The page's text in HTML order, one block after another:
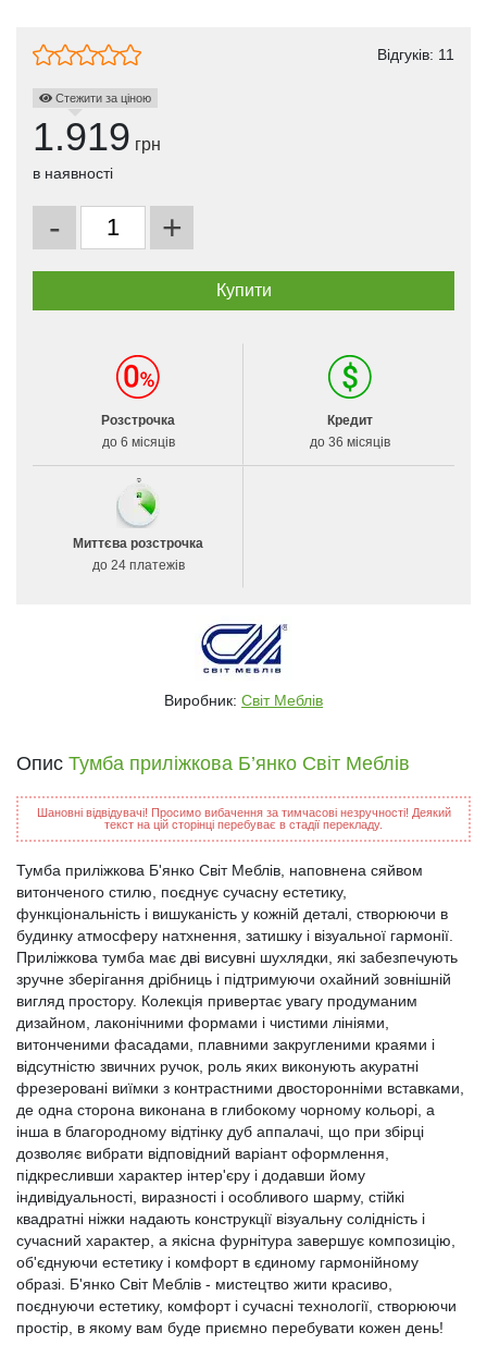
Відгуків: 11
Стежити за ціною
1.919 грн
в наявності
- +
Розстрочка
до 6 місяців
Кредит
до 36 місяців
Миттєва розстрочка
до 24 платежів
Виробник: Світ Меблів
Опис Тумба приліжкова Б’янко Світ Меблів
Шановні відвідувачі! Просимо вибачення за тимчасові незручності! Деякий
текст на цій сторінці перебуває в стадії перекладу.
Тумба приліжкова Б'янко Світ Меблів, наповнена сяйвом
витонченого стилю, поєднує сучасну естетику,
функціональність і вишуканість у кожній деталі, створюючи в
будинку атмосферу натхнення, затишку і візуальної гармонії.
Приліжкова тумба має дві висувні шухлядки, які забезпечують
зручне зберігання дрібниць і підтримуючи охайний зовнішній
вигляд простору. Колекція привертає увагу продуманим
дизайном, лаконічними формами і чистими лініями,
витонченими фасадами, плавними закругленими краями і
відсутністю звичних ручок, роль яких виконують акуратні
фрезеровані виїмки з контрастними двосторонніми вставками,
де одна сторона виконана в глибокому чорному кольорі, а
інша в благородному відтінку дуб аппалачі, що при збірці
дозволяє вибрати відповідний варіант оформлення,
підкресливши характер інтер'єру і додавши йому
індивідуальності, виразності і особливого шарму, стійкі
квадратні ніжки надають конструкції візуальну солідність і
сучасний характер, а якісна фурнітура завершує композицію,
об'єднуючи естетику і комфорт в єдиному гармонійному
образі. Б'янко Світ Меблів - мистецтво жити красиво,
поєднуючи естетику, комфорт і сучасні технології, створюючи
простір, в якому вам буде приємно перебувати кожен день!